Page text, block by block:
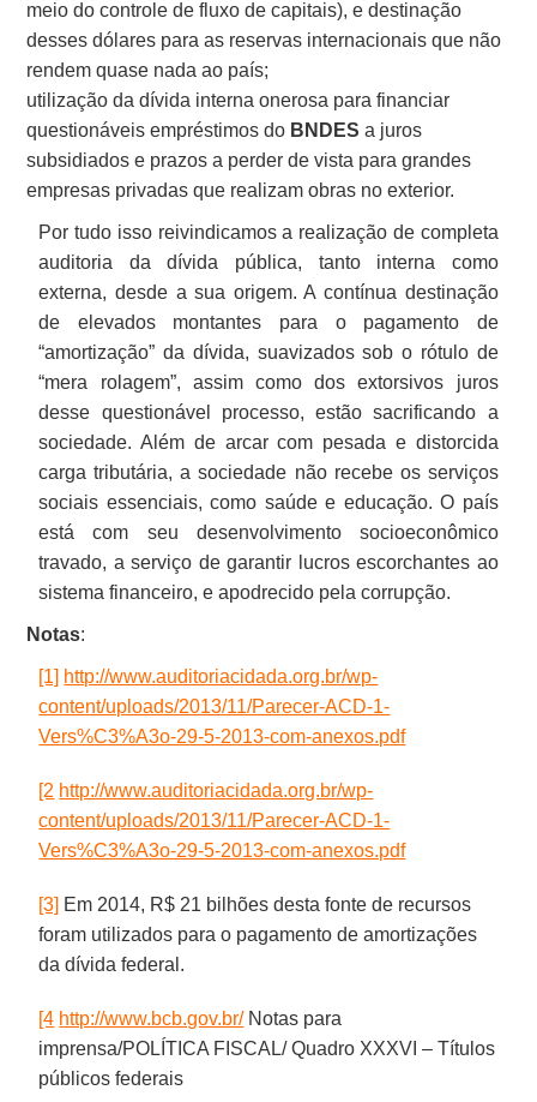
meio do controle de fluxo de capitais), e destinação
desses dólares para as reservas internacionais que não
rendem quase nada ao país;
utilização da dívida interna onerosa para financiar
questionáveis empréstimos do BNDES a juros
subsidiados e prazos a perder de vista para grandes
empresas privadas que realizam obras no exterior.
Por tudo isso reivindicamos a realização de completa
auditoria da dívida pública, tanto interna como
externa, desde a sua origem. A contínua destinação
de elevados montantes para o pagamento de
“amortização” da dívida, suavizados sob o rótulo de
“mera rolagem”, assim como dos extorsivos juros
desse questionável processo, estão sacrificando a
sociedade. Além de arcar com pesada e distorcida
carga tributária, a sociedade não recebe os serviços
sociais essenciais, como saúde e educação. O país
está com seu desenvolvimento socioeconômico
travado, a serviço de garantir lucros escorchantes ao
sistema financeiro, e apodrecido pela corrupção.
Notas:
[1] http://www.auditoriacidada.org.br/wp-
content/uploads/2013/11/Parecer-ACD-1-
Vers%C3%A3o-29-5-2013-com-anexos.pdf
[2 http://www.auditoriacidada.org.br/wp-
content/uploads/2013/11/Parecer-ACD-1-
Vers%C3%A3o-29-5-2013-com-anexos.pdf
[3] Em 2014, R$ 21 bilhões desta fonte de recursos
foram utilizados para o pagamento de amortizações
da dívida federal.
[4 http://www.bcb.gov.br/Notas para
imprensa/POLÍTICA FISCAL/ Quadro XXXVI – Títulos
públicos federais